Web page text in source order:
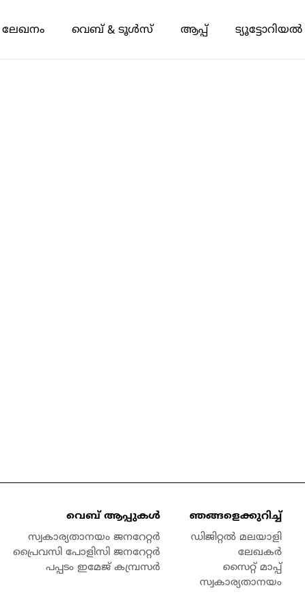
ലേഖനം വെബ് & ടൂൾസ് ആപ്പ് ട്യൂട്ടോറിയൽ
വെബ് ആപ്പുകൾ
സ്വകാര്യതാനയം ജനറേറ്റർ
പ്രൈവസി പോളിസി ജനറേറ്റർ
പപ്പടം ഇമേജ് കമ്പ്രസർ
ഞങ്ങളെക്കുറിച്ച്
ഡിജിറ്റൽ മലയാളി
ലേഖകർ
സൈറ്റ് മാപ്പ്
സ്വകാര്യതാനയം